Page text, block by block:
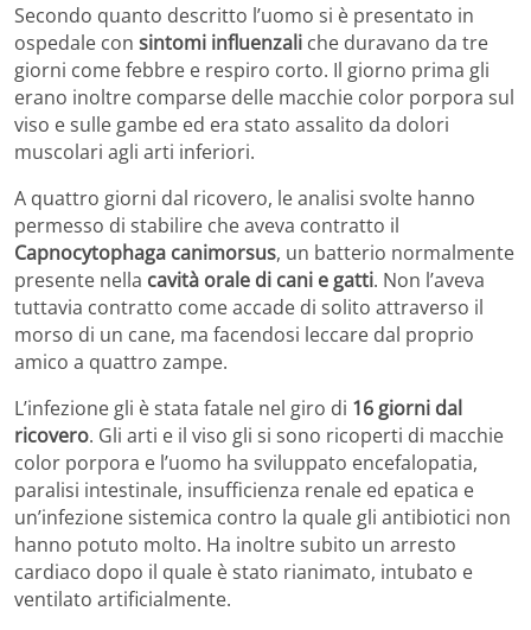
Secondo quanto descritto l’uomo si è presentato in
ospedale con sintomi influenzali che duravano da tre
giorni come febbre e respiro corto. Il giorno prima gli
erano inoltre comparse delle macchie color porpora sul
viso e sulle gambe ed era stato assalito da dolori
muscolari agli arti inferiori.
A quattro giorni dal ricovero, le analisi svolte hanno
permesso di stabilire che aveva contratto il
Capnocytophaga canimorsus, un batterio normalmente
presente nella cavità orale di cani e gatti. Non l’aveva
tuttavia contratto come accade di solito attraverso il
morso di un cane, ma facendosi leccare dal proprio
amico a quattro zampe.
L’infezione gli è stata fatale nel giro di 16 giorni dal
ricovero. Gli arti e il viso gli si sono ricoperti di macchie
color porpora e l’uomo ha sviluppato encefalopatia,
paralisi intestinale, insufficienza renale ed epatica e
un’infezione sistemica contro la quale gli antibiotici non
hanno potuto molto. Ha inoltre subito un arresto
cardiaco dopo il quale è stato rianimato, intubato e
ventilato artificialmente.